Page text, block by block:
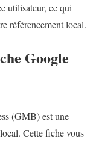
utilisateur, ce qui
référencement local.
Google
(GMB) est une
Cette fiche vous